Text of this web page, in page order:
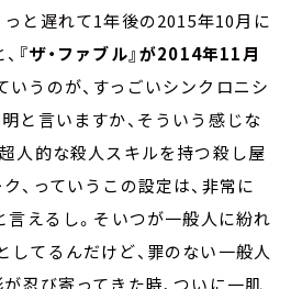
っと遅れて1年後の2015年10月に
『ザ・ファブル』が2014年11月
いうのが、すっごいシンクロニシ
と言いますか、そういう感じな
人的な殺人スキルを持つ殺し屋
、っていうこの設定は、非常に
言えるし。そいつが一般人に紛れ
てるんだけど、罪のない一般人
忍び寄ってきた時、ついに一肌